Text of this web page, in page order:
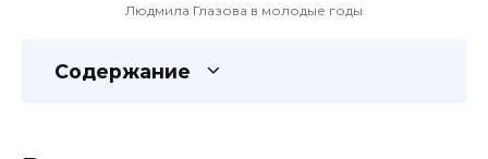
Людмила Глазова в молодые годы
Содержание